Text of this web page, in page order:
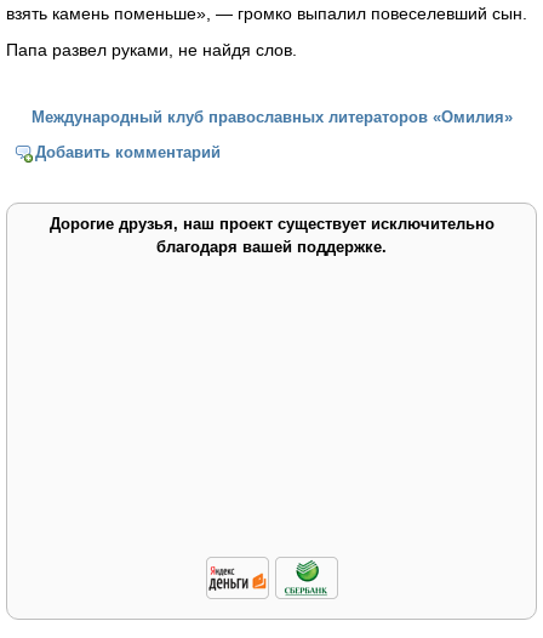
взять камень поменьше», — громко выпалил повеселевший сын.
Папа развел руками, не найдя слов.
Международный клуб православных литераторов «Омилия»
Добавить комментарий
Дорогие друзья, наш проект существует исключительно
благодаря вашей поддержке.